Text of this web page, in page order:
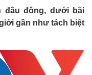
đầu đông, dưới bãi
gần như tách biệt